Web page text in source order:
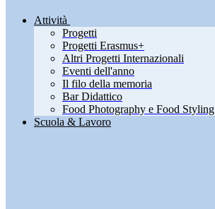
Attività
Progetti
Progetti Erasmus+
Altri Progetti Internazionali
Eventi dell'anno
Il filo della memoria
Bar Didattico
Food Photography e Food Styling
Scuola & Lavoro